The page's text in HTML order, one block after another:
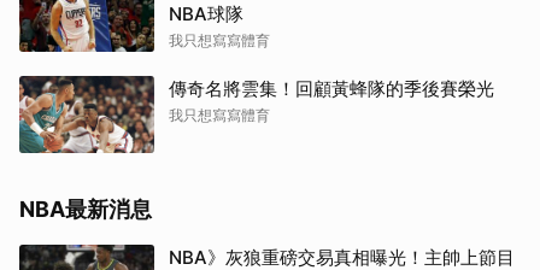
NBA球隊
我只想寫寫體育
傳奇名將雲集！回顧黃蜂隊的季後賽榮光
我只想寫寫體育
NBA最新消息
NBA》灰狼重磅交易真相曝光！主帥上節目